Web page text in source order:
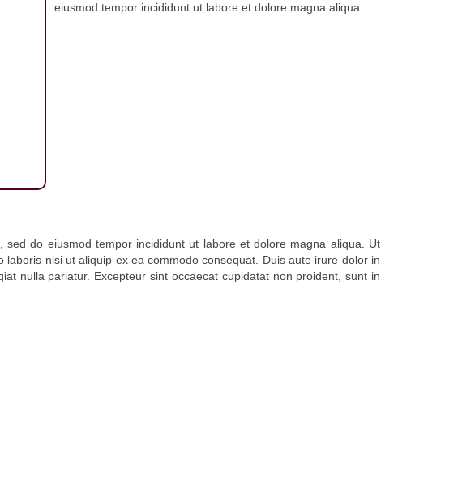
eiusmod tempor incididunt ut labore et dolore magna aliqua.
do eiusmod tempor incididunt ut labore et dolore magna aliqua. Ut
nisi ut aliquip ex ea commodo consequat. Duis aute irure dolor in
nulla pariatur. Excepteur sint occaecat cupidatat non proident, sunt in